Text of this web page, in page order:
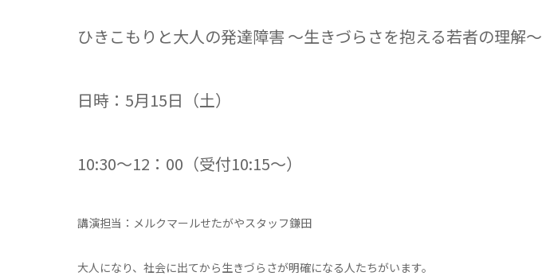
ひきこもりと大人の発達障害 ～生きづらさを抱える若者の理解～
日時：5月15日（土）
10:30～12：00（受付10:15～）
講演担当：メルクマールせたがやスタッフ鎌田
大人になり、社会に出てから生きづらさが明確になる人たちがいます。